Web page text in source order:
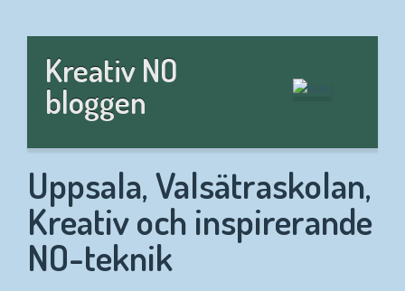
Kreativ NO
bloggen
Uppsala, Valsätraskolan,
Kreativ och inspirerande
NO-teknik